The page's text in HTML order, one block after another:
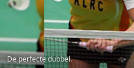
De perfecte dubbel.